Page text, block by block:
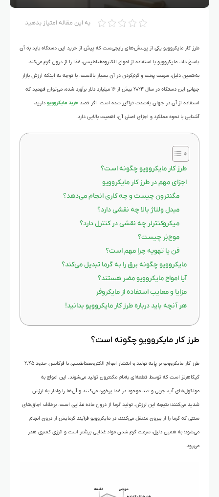
به این مقاله امتیاز بدهید
طرز کار مایکروویو یکی از پرسش‌های رایجی‌ست که پیش از خرید این دستگاه باید به آن
پاسخ داد. مایکروویو با استفاده از امواج الکترومغناطیسی، غذا را از درون گرم می‌کند.
به‌همین دلیل، سرعت پخت و گرم‌کردن در آن بسیار بالاست. با توجه به اینکه ارزش بازار
جهانی این دستگاه در سال ۲۰۲۴ بیش از ۱۶ میلیارد دلار برآورد شده، می‌توان فهمید که
استفاده از آن در جهان به‌شدت فراگیر شده است. اگر قصد خرید مایکروویو دارید،
آشنایی با نحوه عملکرد و اجزای اصلی آن، اهمیت بالایی دارد.
طرز کار مایکروویو چگونه است؟
اجزای مهم در طرز کار مایکروویو
مگنترون چیست و چه کاری انجام می‌دهد؟
مبدل ولتاژ بالا چه نقشی دارد؟
میکروکنترلر چه نقشی در کنترل دارد؟
موج‌بَر چیست؟
فن یا تهویه چرا مهم است؟
مایکروویو چگونه برق را به گرما تبدیل می‌کند؟
آیا امواج مایکروویو مضر هستند؟
مزایا و معایب استفاده از مایکروفر
هر آنچه باید درباره طرز کار مایکروویو بدانید!
طرز کار مایکروویو چگونه است؟
طرز کار مایکروویو بر پایه تولید و انتشار امواج الکترومغناطیسی با فرکانس حدود ۲.۴۵
گیگاهرتز است که توسط قطعه‌ای به‌نام مگنترون تولید می‌شوند. این امواج به
مولکول‌های آب، چربی و قند موجود در غذا برخورد می‌کنند و آن‌ها را وادار به لرزش
شدید می‌کنند؛ نتیجه این لرزش، تولید گرما از درون ماده غذایی است. برخلاف اجاق‌های
سنتی که گرما را از بیرون منتقل می‌کنند، در مایکروویو فرآیند گرمایش از درون انجام
می‌شود؛ به همین دلیل، سرعت گرم‌ شدن مواد غذایی بیشتر است و انرژی کمتری هدر
می‌رود.